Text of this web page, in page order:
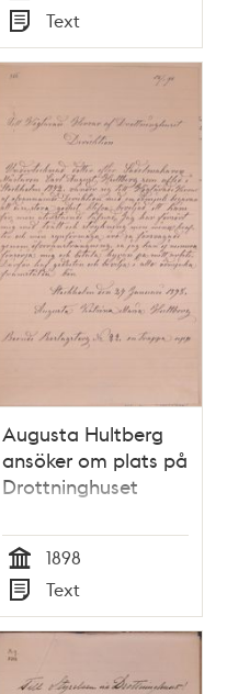
Tid
Typ
Text
Augusta Hultberg
ansöker om plats på
Drottninghuset
Tid
1898
Typ
Text